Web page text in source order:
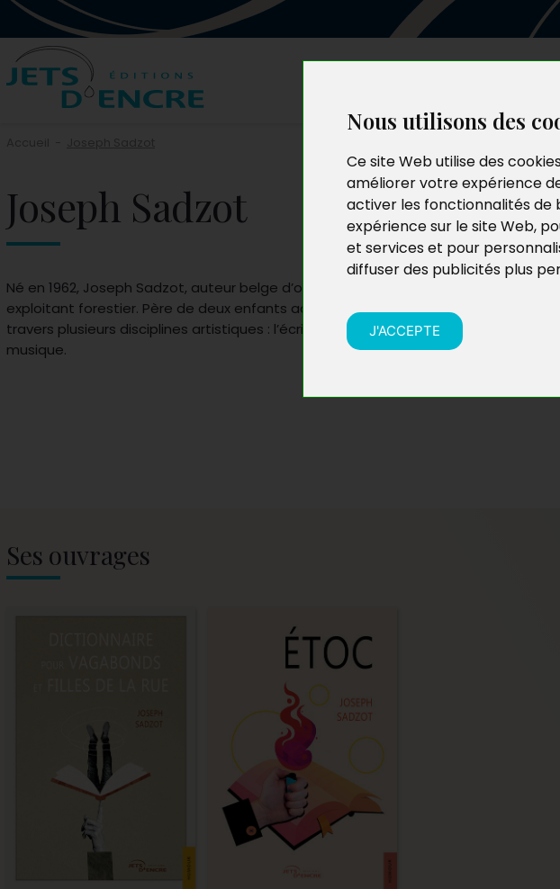
Nous utilisons des
Ce site Web utilise des
améliorer votre expérience
activer les fonctionnalités de
expérience sur le site Web,
et services et pour
diffuser des publicités plus
J'ACCEPTE
Joseph Sadzot
Né en 1962, Joseph Sadzot, auteur belge d’origine ardennaise, est également
exploitant forestier. Père de deux enfants adultes, il exprime sa créativité à
travers plusieurs disciplines artistiques : l’écriture, la peinture, la sculpture et la
musique.
Ses ouvrages